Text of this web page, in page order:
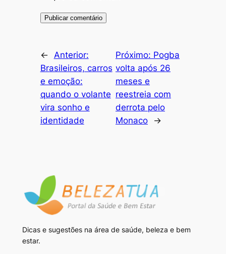
←
Anterior:
Brasileiros, carros
e emoção:
quando o volante
vira sonho e
identidade
Próximo: Pogba
volta após 26
meses e
reestreia com
derrota pelo
Monaco
→
Dicas e sugestões na área de saúde, beleza e bem
estar.